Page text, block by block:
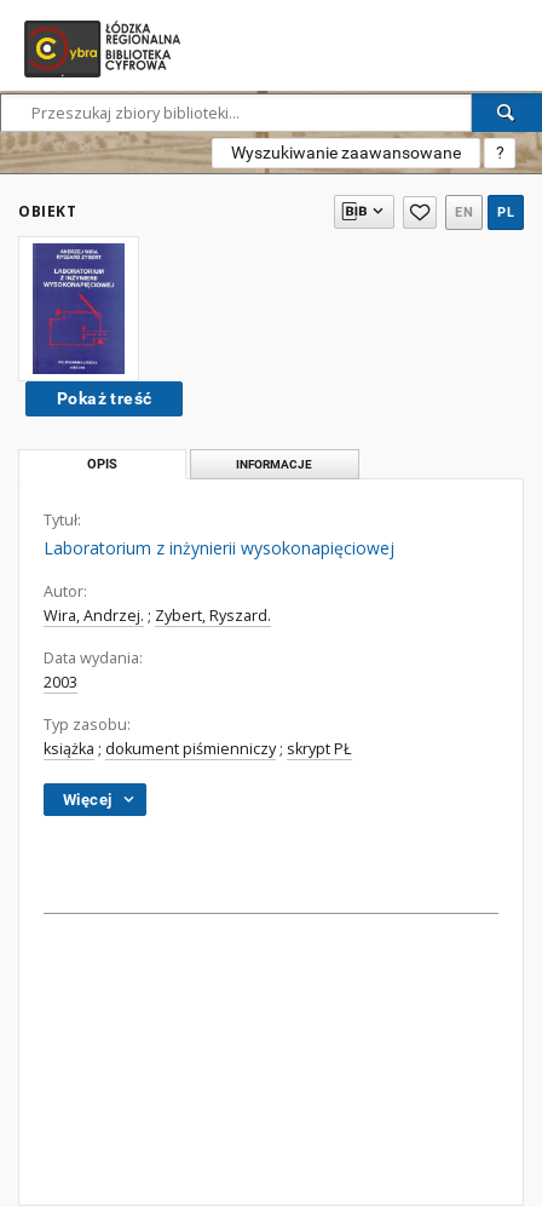
Wyszukiwanie zaawansowane ?
OBIEKT EN PL
Pokaż treść
OPIS INFORMACJE
Tytuł:
Laboratorium z inżynierii wysokonapięciowej
Autor:
Wira, Andrzej. ; Zybert, Ryszard.
Data wydania:
2003
Typ zasobu:
książka ; dokument piśmienniczy; skrypt PŁ
Więcej